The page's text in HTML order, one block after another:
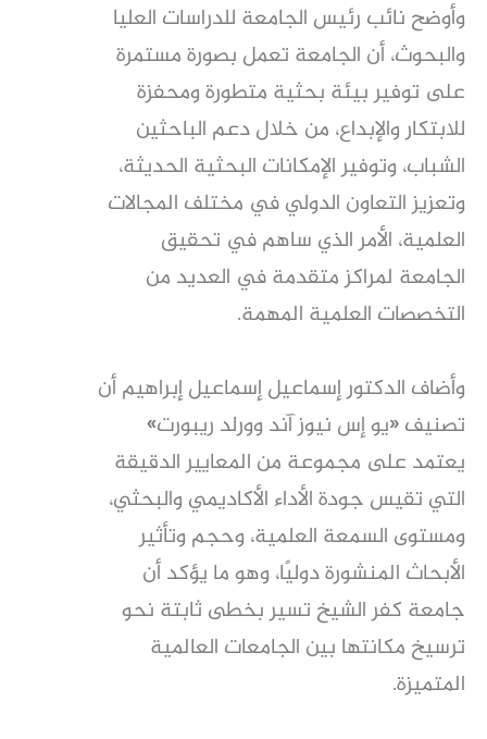
وأوضح نائب رئيس الجامعة للدراسات العليا
والبحوث، أن الجامعة تعمل بصورة مستمرة
على توفير بيئة بحثية متطورة ومحفزة
للابتكار والإبداع، من خلال دعم الباحثين
الشباب، وتوفير الإمكانات البحثية الحديثة،
وتعزيز التعاون الدولي في مختلف المجالات
العلمية، الأمر الذي ساهم في تحقيق
الجامعة لمراكز متقدمة في العديد من
التخصصات العلمية المهمة.
وأضاف الدكتور إسماعيل إسماعيل إبراهيم أن
تصنيف «يو إس نيوز آند وورلد ريبورت»
يعتمد على مجموعة من المعايير الدقيقة
التي تقيس جودة الأداء الأكاديمي والبحثي،
ومستوى السمعة العلمية، وحجم وتأثير
الأبحاث المنشورة دوليًا، وهو ما يؤكد أن
جامعة كفر الشيخ تسير بخطى ثابتة نحو
ترسيخ مكانتها بين الجامعات العالمية
المتميزة.